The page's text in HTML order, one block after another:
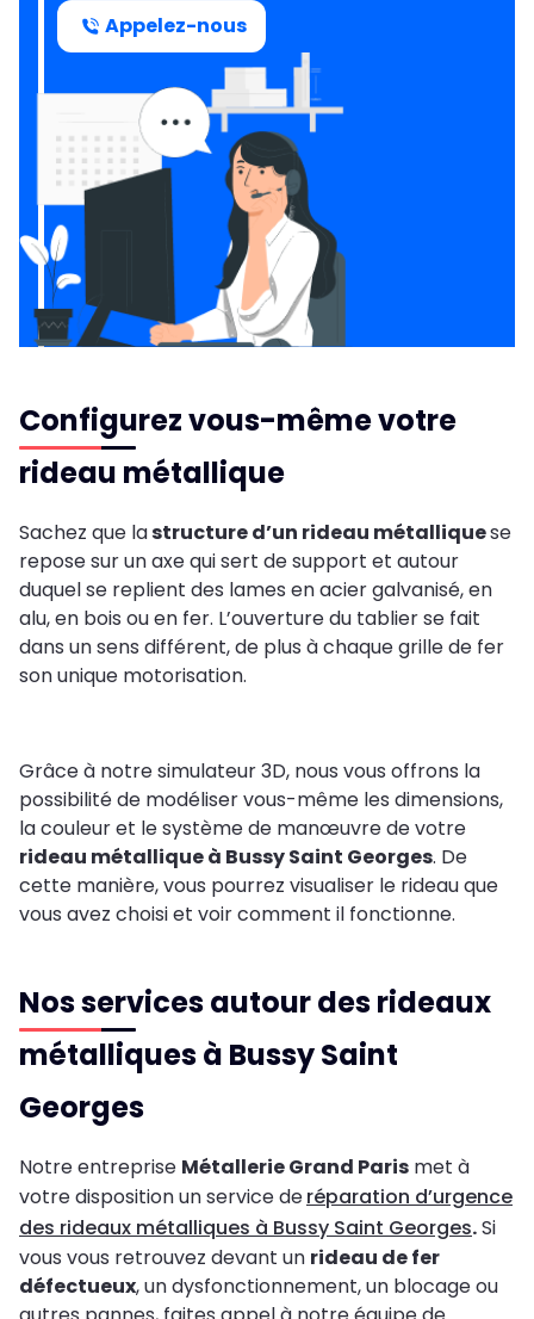
Appelez-nous
Configurez vous-même votre
rideau métallique
Sachez que lastructure d’un rideau métalliquese
repose sur un axe qui sert de support et autour
duquel se replient des lames en acier galvanisé, en
alu, en bois ou en fer. L’ouverture du tablier se fait
dans un sens différent, de plus à chaque grille de fer
son unique motorisation.
Grâce à notre simulateur 3D, nous vous offrons la
possibilité de modéliser vous-même les dimensions,
la couleur et le système de manœuvre de votre
rideau métallique à Bussy Saint Georges. De
cette manière, vous pourrez visualiser le rideau que
vous avez choisi et voir comment il fonctionne.
Nos services autour des rideaux
métalliques à Bussy Saint
Georges
Notre entreprise Métallerie Grand Paris met à
votre disposition un service deréparation d’urgence
des rideaux métalliques à Bussy Saint Georges.Si
vous vous retrouvez devant un rideau de fer
défectueux, un dysfonctionnement, un blocage ou